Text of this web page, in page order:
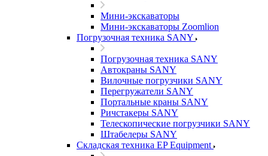
Мини-экскаваторы
Мини-экскаваторы Zoomlion
Погрузочная техника SANY
Погрузочная техника SANY
Автокраны SANY
Вилочные погрузчики SANY
Перегружатели SANY
Портальные краны SANY
Ричстакеры SANY
Телескопические погрузчики SANY
Штабелеры SANY
Складская техника EP Equipment